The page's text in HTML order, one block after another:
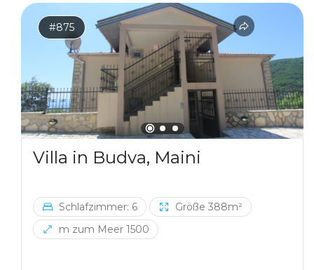
#875
Villa in Budva, Maini
Schlafzimmer: 6
Größe 388m²
m zum Meer 1500